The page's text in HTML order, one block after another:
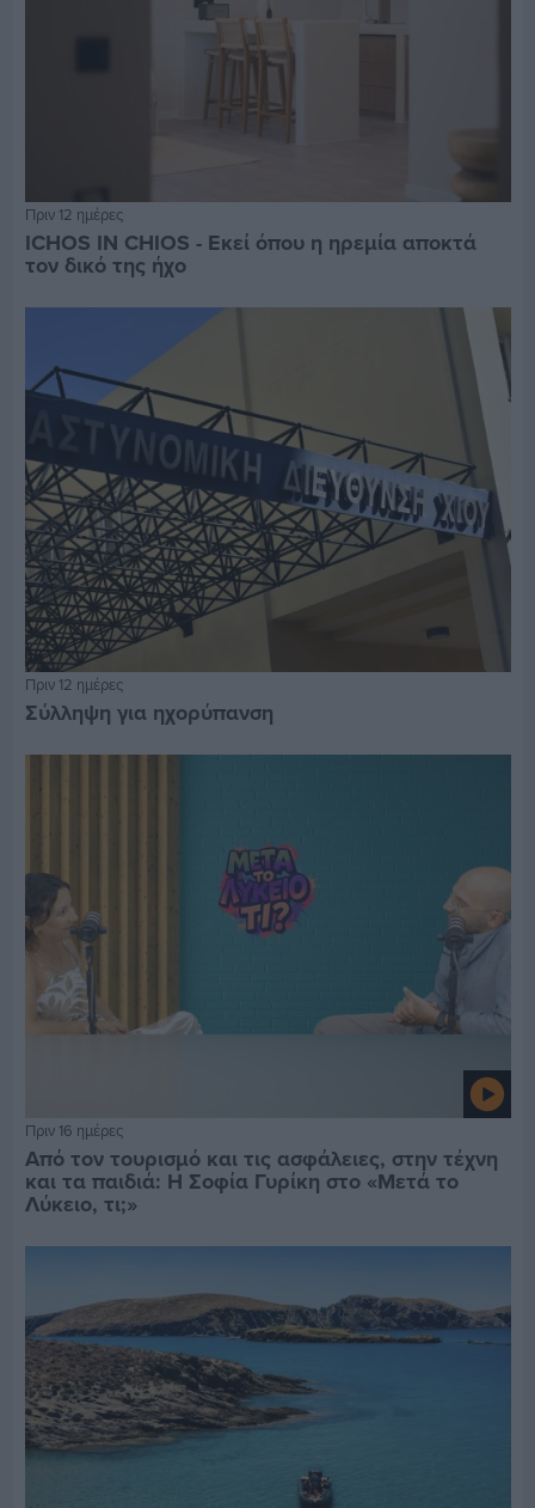
Πριν 12 ημέρες
ICHOS IN CHIOS - Εκεί όπου η ηρεμία αποκτά
τον δικό της ήχο
Πριν 12 ημέρες
Σύλληψη για ηχορύπανση
Πριν 16 ημέρες
Από τον τουρισμό και τις ασφάλειες, στην τέχνη
και τα παιδιά: Η Σοφία Γυρίκη στο «Μετά το
Λύκειο, τι;»